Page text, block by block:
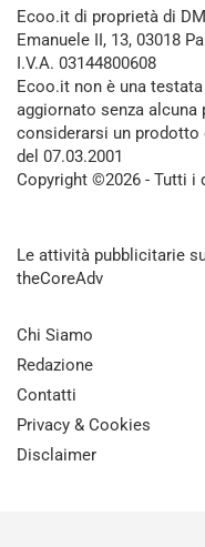
Ecoo.it di proprietà di
Emanuele II, 13, 03018
I.V.A. 03144800608
Ecoo.it non è una
aggiornato senza
considerarsi un prodotto
del 07.03.2001
Copyright ©2026 - Tutti i
Le attività pubblicitarie
theCoreAdv
Chi Siamo
Redazione
Contatti
Privacy & Cookies
Disclaimer